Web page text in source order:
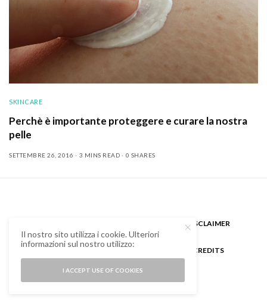
SKINCARE
Perchè è importante proteggere e curare la nostra
pelle
SETTEMBRE 26, 2016 3 MINS READ 0 SHARES
DISCLAIMER
CREDITS
Il nostro sito utilizza i cookie. Ulteriori
informazioni sul nostro utilizzo:
I ACCEPT USE OF COOKIES